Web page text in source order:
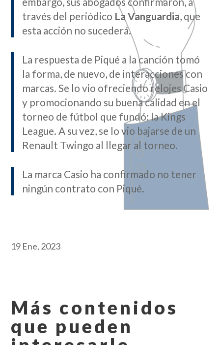
través del periódico La Vanguardia, que
esta acción no sucederá.
La respuesta de Piqué a la canción tomó
la forma, de nuevo, de interacciones con
marcas. Se lo vio ofreciendo relojes Casio
y promocionando su buena calidad en el
torneo de fútbol que fundó: la Kings
League. A su vez, se lo vio bajarse de un
Renault Twingo al llegar al torneo.
La marca Casio ha confirmado no tener
ningún contrato con Piqué.
19 Ene, 2023
Más contenidos
que pueden